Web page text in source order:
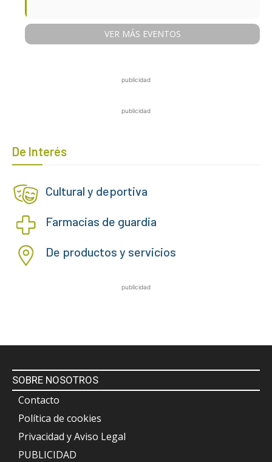
VER MÁS EVENTOS
publicidad
publicidad
De Interés
Cultural y deportiva
Farmacias de guardia
De productos y servicios
publicidad
SOBRE NOSOTROS
Contacto
Política de cookies
Privacidad y Aviso Legal
PUBLICIDAD